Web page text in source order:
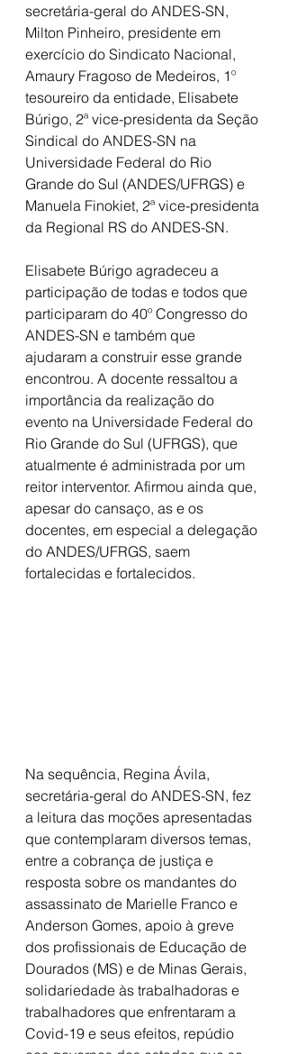
secretária-geral do ANDES-SN,
Milton Pinheiro, presidente em
exercício do Sindicato Nacional,
Amaury Fragoso de Medeiros, 1º
tesoureiro da entidade, Elisabete
Búrigo, 2ª vice-presidenta da Seção
Sindical do ANDES-SN na
Universidade Federal do Rio
Grande do Sul (ANDES/UFRGS) e
Manuela Finokiet, 2ª vice-presidenta
da Regional RS do ANDES-SN.
Elisabete Búrigo agradeceu a
participação de todas e todos que
participaram do 40º Congresso do
ANDES-SN e também que
ajudaram a construir esse grande
encontrou. A docente ressaltou a
importância da realização do
evento na Universidade Federal do
Rio Grande do Sul (UFRGS), que
atualmente é administrada por um
reitor interventor. Afirmou ainda que,
apesar do cansaço, as e os
docentes, em especial a delegação
do ANDES/UFRGS, saem
fortalecidas e fortalecidos.
Na sequência, Regina Ávila,
secretária-geral do ANDES-SN, fez
a leitura das moções apresentadas
que contemplaram diversos temas,
entre a cobrança de justiça e
resposta sobre os mandantes do
assassinato de Marielle Franco e
Anderson Gomes, apoio à greve
dos profissionais de Educação de
Dourados (MS) e de Minas Gerais,
solidariedade às trabalhadoras e
trabalhadores que enfrentaram a
Covid-19 e seus efeitos, repúdio